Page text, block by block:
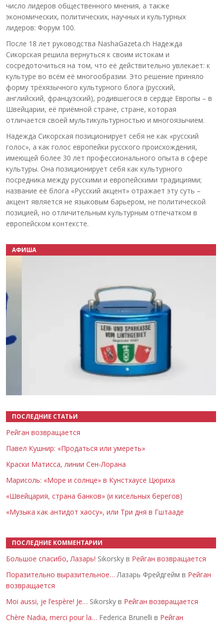
число лидеров общественного мнения, а также
экономических, политических, научных и культурных
лидеров: Форум 100.
После 18 лет руководства NashaGazeta.ch Надежда
Сикорская решила вернуться к своим истокам и
сосредоточиться на том, что её действительно увлекает: к
культуре во всём её многообразии. Это решение приняло
форму трёхязычного культурного блога (русский,
английский, французский), родившегося в сердце Европы – в
Швейцарии, её приёмной стране, стране, которая
отличается своей мультикультурностью и многоязычием.
Надежда Сикорская позиционирует себя не как «русский
голос», а как голос европейки русского происхождения,
имеющей более 30 лет профессионального опыта в сфере
культуры. Она позиционирует себя как культурного
посредника между русскими и европейскими традициями;
название её блога «Русский акцент» отражает эту суть –
акцент является не языковым барьером, не политической
позицией, но отличительным культурным отпечатком в
европейском контексте.
АФИША
ПОСЛЕДНИЕ СТАТЬИ
Рейган возвращается
Павел Кушнир: «Продаться или умереть»
Краски Матисса, линии Сен-Лорана
Марисоль: «Море и солнце» в Кунстхаусе Цюриха
«Швейцария, страна банков» (и кисельных берегов)
«Музыка как антидот хаосу», или Три дня в Гштааде
ПОСЛЕДНИЕ КОММЕНТАРИИ
Большое спасибо, Лазарь! Sikorsky в Рейган возвращается
Поразительно выразительное… Лазарь Фрейдгейм в Рейган
возвращается
Moi aussi, je l’espère! Je… Sikorsky в Рейган возвращается
Chère Nadia, merci pour la… Federica Brunelli в Рейган